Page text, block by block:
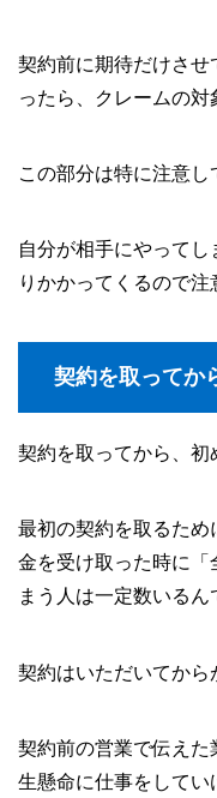
契約前に期待だけさ
ったら、クレームの対
この部分は特に注意し
自分が相手にやって
りかかってくるので注
契約を取ってか
契約を取ってから、初
最初の契約を取るた
金を受け取った時に「
まう人は一定数いるん
契約はいただいてから
契約前の営業で伝え
生懸命に仕事をして